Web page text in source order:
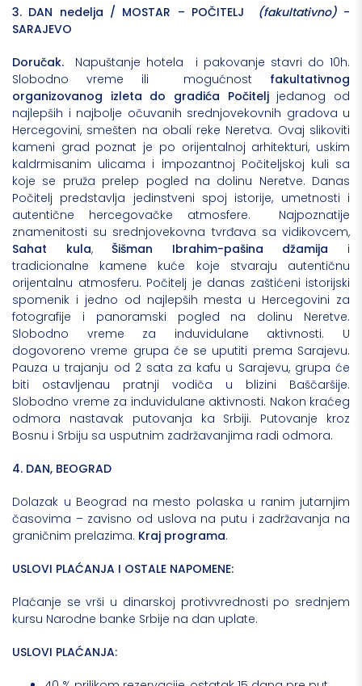
3. DAN nedelja / MOSTAR – POČITELJ (fakultativno) -
SARAJEVO
Doručak. Napuštanje hotela i pakovanje stavri do 10h.
Slobodno vreme ili mogućnost fakultativnog
organizovanog izleta do gradića Počiteljjedanog od
najlepših i najbolje očuvanih srednjovekovnih gradova u
Hercegovini, smešten na obali reke Neretva. Ovaj slikoviti
kameni grad poznat je po orijentalnoj arhitekturi, uskim
kaldrmisanim ulicama i impozantnoj Počiteljskoj kuli sa
koje se pruža prelep pogled na dolinu Neretve. Danas
Počitelj predstavlja jedinstveni spoj istorije, umetnosti i
autentične hercegovačke atmosfere.
Najpoznatije
znamenitosti su srednjovekovna tvrđava sa vidikovcem,
Sahat kula,Šišman Ibrahim-pašina džamija i
tradicionalne kamene kuće koje stvaraju autentičnu
orijentalnu atmosferu. Počitelj je danas zaštićeni istorijski
spomenik i jedno od najlepših mesta u Hercegovini za
fotografije i panoramski pogled na dolinu Neretve.
Slobodno vreme za induvidulane aktivnosti. U
dogovoreno vreme grupa će se uputiti prema Sarajevu.
Pauza u trajanju od 2 sata za kafu u Sarajevu, grupa će
biti ostavljenau pratnji vodiča u blizini Baščaršije.
Slobodno vreme za induvidulane aktivnosti. Nakon kraćeg
odmora nastavak putovanja ka Srbiji. Putovanje kroz
Bosnu i Srbiju sa usputnim zadržavanjima radi odmora.
4. DAN, BEOGRAD
Dolazak u Beograd na mesto polaska u ranim jutarnjim
časovima – zavisno od uslova na putu i zadržavanja na
graničnim prelazima. Kraj programa.
USLOVI PLAĆANJA I OSTALE NAPOMENE:
Plaćanje se vrši u dinarskoj protivvrednosti po srednjem
kursu Narodne banke Srbije na dan uplate.
USLOVI PLAĆANJA: